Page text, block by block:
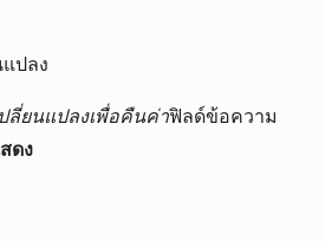
ปลง
ลี่ยนแปลงเพื่อคืนค่าฟิลด์ข้อความ
ดง